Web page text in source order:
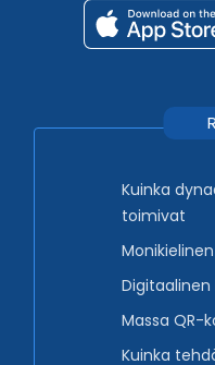
Kuinka
toimivat
Massa QR-
Kuinka